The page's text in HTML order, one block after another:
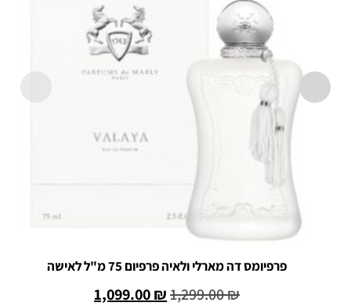
פרפיומס דה מארלי ולאיה פרפיום 75 מ"ל לאישה
1,299.00₪
1,099.00₪